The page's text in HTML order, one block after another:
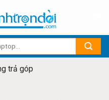
trả góp